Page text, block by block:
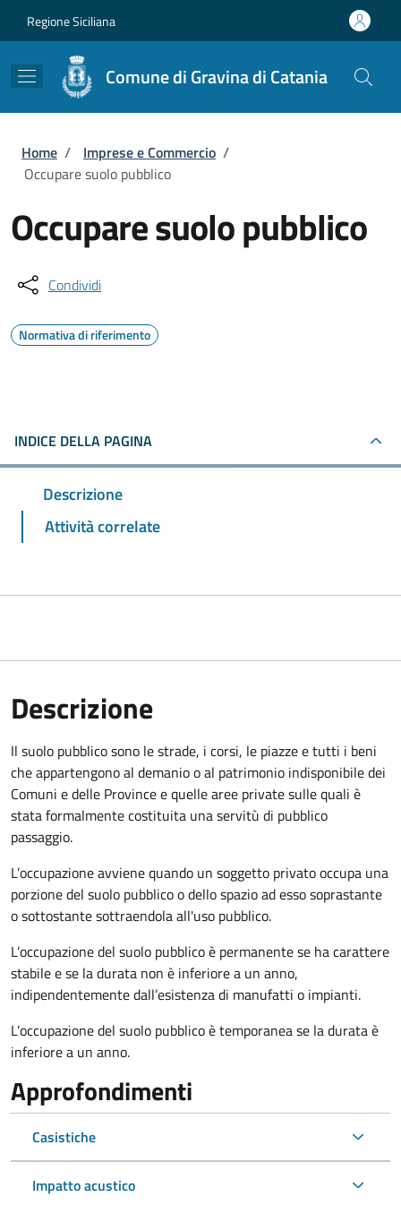
Regione Siciliana
Comune di Gravina di Catania
Briciole di pane
Home / Imprese e Commercio /
Occupare suolo pubblico
Occupare suolo pubblico
Condividi
Normativa di riferimento
INDICE DELLA PAGINA
Descrizione
Attività correlate
Descrizione
Il suolo pubblico sono le strade, i corsi, le piazze e tutti i beni
che appartengono al demanio o al patrimonio indisponibile dei
Comuni e delle Province e quelle aree private sulle quali è
stata formalmente costituita una servitù di pubblico
passaggio.
L’occupazione avviene quando un soggetto privato occupa una
porzione del suolo pubblico o dello spazio ad esso soprastante
o sottostante sottraendola all'uso pubblico.
L’occupazione del suolo pubblico è permanente se ha carattere
stabile e se la durata non è inferiore a un anno,
indipendentemente dall’esistenza di manufatti o impianti.
L’occupazione del suolo pubblico è temporanea se la durata è
inferiore a un anno.
Approfondimenti
Casistiche
Impatto acustico